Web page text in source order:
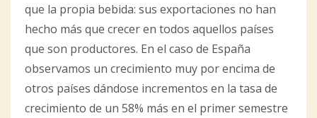
que la propia bebida: sus exportaciones no han
hecho más que crecer en todos aquellos países
que son productores. En el caso de España
observamos un crecimiento muy por encima de
otros países dándose incrementos en la tasa de
crecimiento de un 58% más en el primer semestre